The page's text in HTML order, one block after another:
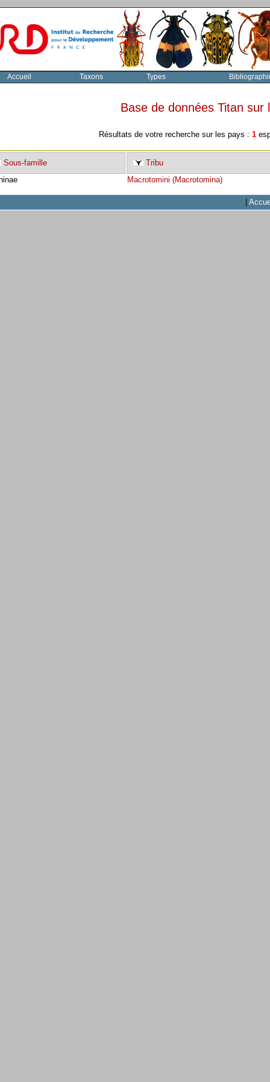
Accueil Taxons Types
Base de données Titan
Résultats de votre recherche sur les pays : 1
Sous-famille
Tribu
Macrotomini (Macrotomina)